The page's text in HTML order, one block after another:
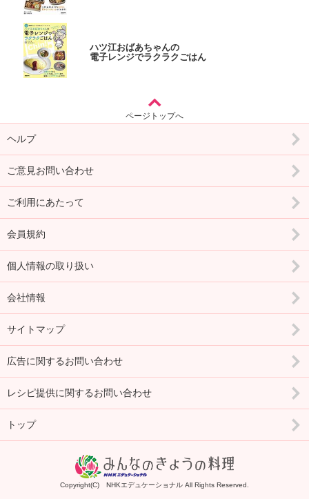
ハツ江おばあちゃんの
電子レンジでラクラクごはん
ページトップへ
ヘルプ
ご意見お問い合わせ
ご利用にあたって
会員規約
個人情報の取り扱い
会社情報
サイトマップ
広告に関するお問い合わせ
レシピ提供に関するお問い合わせ
トップ
Copyright(C) NHKエデュケーショナル All Rights Reserved.